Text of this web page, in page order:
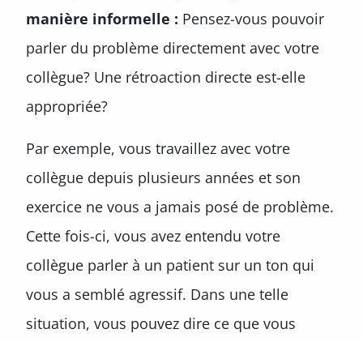
manière informelle : Pensez-vous pouvoir
parler du problème directement avec votre
collègue? Une rétroaction directe est-elle
appropriée?
Par exemple, vous travaillez avec votre
collègue depuis plusieurs années et son
exercice ne vous a jamais posé de problème.
Cette fois-ci, vous avez entendu votre
collègue parler à un patient sur un ton qui
vous a semblé agressif. Dans une telle
situation, vous pouvez dire ce que vous